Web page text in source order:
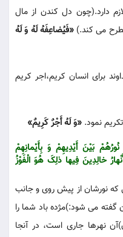
دارد.(چون دل کندن از مال
می کند.)«فَیُضاعِفَهُ لَهُ وَ لَهُ
برای انسان کریم،اجر کریم
«وَ لَهُ أَجْرٌ کَرِیمٌ»
بَیْنَ أَیْدِیهِمْ وَ بِأَیْمانِهِمْ
خالِدِینَ فِیها ذلِکَ هُوَ الْفَوْزُ
که نورشان از پیش روی و جانب
می شود:)مژده باد شما را
نهرها جاری است، در آنجا